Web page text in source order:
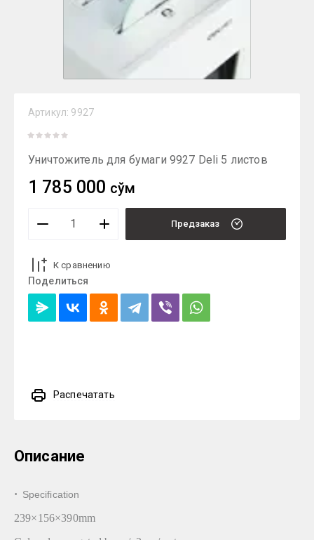
Артикул: 9927
Уничтожитель для бумаги 9927 Deli 5 листов
1 785 000 сўм
Предзаказ
К сравнению
Поделиться
Распечатать
Описание
· Specification
239×156×390mm